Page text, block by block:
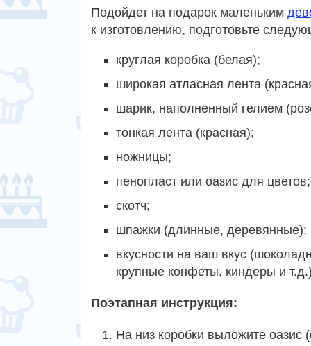
Подойдет на подарок маленьким
к изготовлению, подготовьте
круглая коробка (белая);
широкая атласная лента
шарик, наполненный гелием
тонкая лента (красная);
ножницы;
пенопласт или оазис для цветов;
скотч;
шпажки (длинные, деревянные);
вкусности на ваш вкус
крупные конфеты, киндеры и
Поэтапная инструкция:
На низ коробки выложите